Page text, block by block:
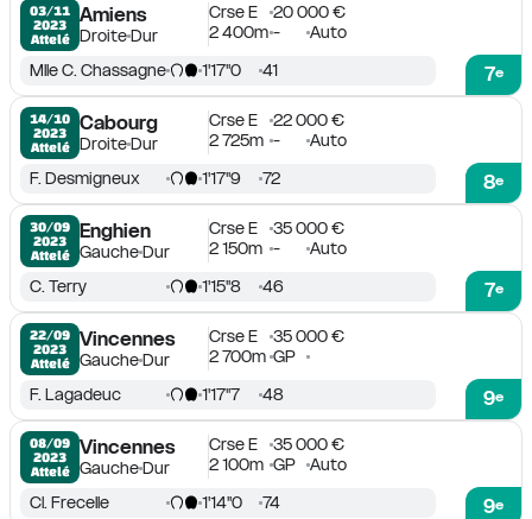
03/11
2023
Attelé
Amiens
DroiteDur
Crse E
20 000 €
2 400m - Auto
7e
Mlle C. Chassagne 1'17''0 41
14/10
2023
Attelé
Cabourg
DroiteDur
Crse E
22 000 €
2 725m - Auto
8e
F. Desmigneux 1'17''9 72
30/09
2023
Attelé
Enghien
GaucheDur
Crse E
35 000 €
2 150m - Auto
7e
C. Terry 1'15''8 46
22/09
2023
Attelé
Vincennes
GaucheDur
Crse E
35 000 €
2 700m GP
9e
F. Lagadeuc 1'17''7 48
08/09
2023
Attelé
Vincennes
GaucheDur
Crse E
35 000 €
2 100m GP Auto
9e
Cl. Frecelle 1'14''0 74